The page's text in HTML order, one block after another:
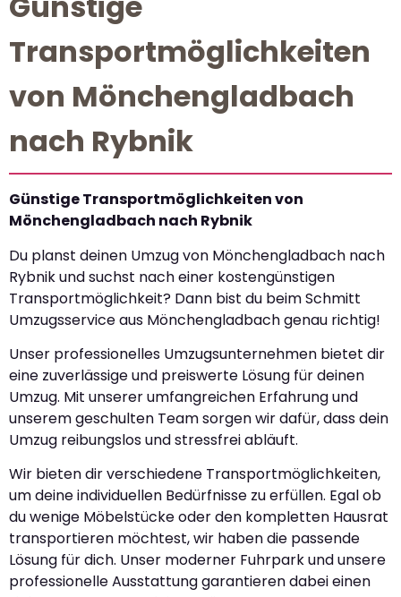
Transportmöglichkeiten
von Mönchengladbach
nach Rybnik
Günstige Transportmöglichkeiten von
Mönchengladbach nach Rybnik
Du planst deinen Umzug von Mönchengladbach nach
Rybnik und suchst nach einer kostengünstigen
Transportmöglichkeit? Dann bist du beim Schmitt
Umzugsservice aus Mönchengladbach genau richtig!
Unser professionelles Umzugsunternehmen bietet dir
eine zuverlässige und preiswerte Lösung für deinen
Umzug. Mit unserer umfangreichen Erfahrung und
unserem geschulten Team sorgen wir dafür, dass dein
Umzug reibungslos und stressfrei abläuft.
Wir bieten dir verschiedene Transportmöglichkeiten,
um deine individuellen Bedürfnisse zu erfüllen. Egal ob
du wenige Möbelstücke oder den kompletten Hausrat
transportieren möchtest, wir haben die passende
Lösung für dich. Unser moderner Fuhrpark und unsere
professionelle Ausstattung garantieren dabei einen